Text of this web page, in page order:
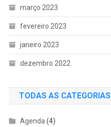
março 2023
fevereiro 2023
janeiro 2023
dezembro 2022
TODAS AS CATEGORIAS
Agenda (4)